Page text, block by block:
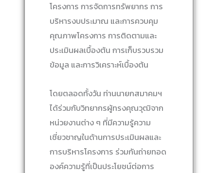
โครงการ การจัดการทรัพยากร การ
บริหารงบประมาณ และการควบคุม
คุณภาพโครงการ การติดตามและ
ประเมินผลเบื้องต้น การเก็บรวบรวม
ข้อมูล และการวิเคราะห์เบื้องต้น
โดยตลอดทั้งวัน ท่านนายกสมาคมฯ
ได้ร่วมกับวิทยากรผู้ทรงคุณวุฒิจาก
หน่วยงานต่าง ๆ ที่มีความรู้ความ
เชี่ยวชาญในด้านการประเมินผลและ
การบริหารโครงการ ร่วมกันถ่ายทอด
องค์ความรู้ที่เป็นประโยชน์ต่อการ